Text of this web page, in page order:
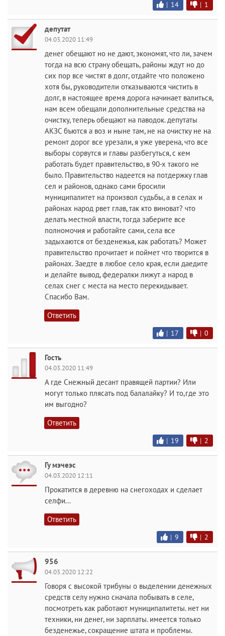
| 14 | 1
депутат
04.03.2020 11:49
денег обещают но не дают, экономят, что ли, зачем
тогда на всю страну обещать, районы ждут но до
сих пор все чистят в долг, отдайте что положено
хотя бы, руководители отказываются чистить в
долг, в настоящее время дорога начинает валиться,
нам всем обещали дополнительные средства на
очистку, теперь обещают на паводок. депутаты
АКЗС бъются а воз и ныне там, не на очистку не на
ремонт дорог все урезали, я уже уверена, что все
выборы сорвутся и главы разбегуться, с кем
работать будет правительство, в 90-х такого не
было. Правительство надеется на потдержку глав
сел и районов, однако сами бросили
муниципалитет на произвол судьбы, а в селах и
районах народ рвет глав, так кто виноват? что
делать местной власти, тогда заберите все
полномочия и работайте сами, села все
задыхаются от безденежья, как работать? Может
правительство прочитает и поймет что творится в
районах. Заедте в любое село края, если даедите
и делайте вывод, федералки лижут а народ в
селах снег с места на место перекидывает.
Спасибо Вам.
Ответить
| 17 | 0
Гость
04.03.2020 11:49
А где Снежный десант правящей партии? Или
могут только плясать под балалайку? И то,где это
им выгодно?
Ответить
| 19 | 2
Гу мэчеэс
04.03.2020 12:11
Прокатится в деревню на снегоходах и сделает
селфи...
Ответить
| 9 | 2
956
04.03.2020 12:22
Говоря с высокой трибуны о выделении денежных
средств селу нужно сначала побывать в селе,
посмотреть как работают муниципалитеты. нет ни
техники, ни денег, ни зарплаты. имеется только
безденежье, сокращение штата и проблемы.